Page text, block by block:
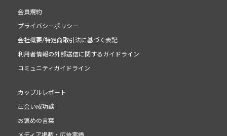
会員規約
プライバシーポリシー
会社概要/特定商取引法に基づく表記
利用者情報の外部送信に関するガイドライン
コミュニティガイドライン
カップルレポート
出会い成功談
お褒めの言葉